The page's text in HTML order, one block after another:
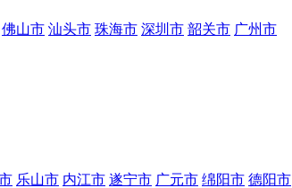
佛山市 汕头市 珠海市 深圳市 韶关市 广州市
乐山市 内江市 遂宁市 广元市 绵阳市 德阳市